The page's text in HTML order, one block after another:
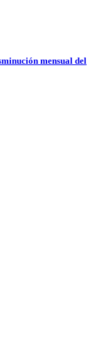
mensual del